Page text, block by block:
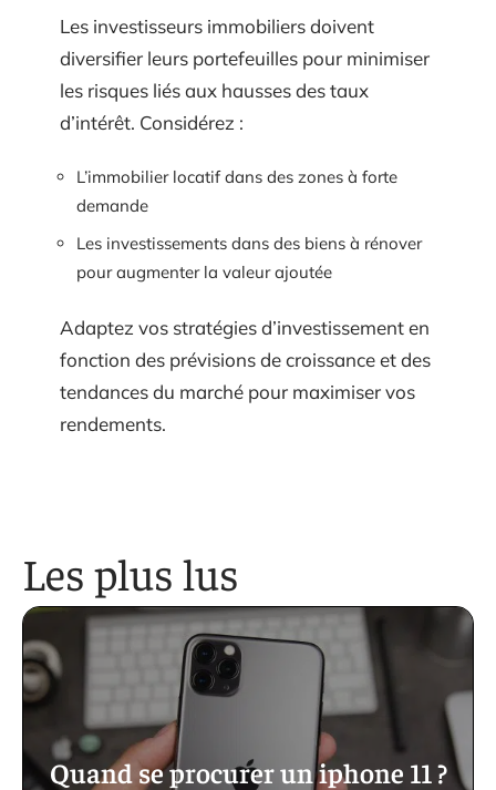
Les investisseurs immobiliers doivent
diversifier leurs portefeuilles pour minimiser
les risques liés aux hausses des taux
d’intérêt. Considérez :
L’immobilier locatif dans des zones à forte
demande
Les investissements dans des biens à rénover
pour augmenter la valeur ajoutée
Adaptez vos stratégies d’investissement en
fonction des prévisions de croissance et des
tendances du marché pour maximiser vos
rendements.
Les plus lus
Quand se procurer un iphone 11 ?